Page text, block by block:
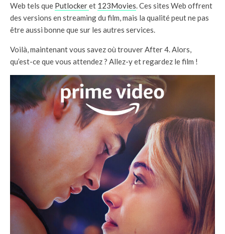
Web tels que Putlockeret 123Movies. Ces sites Web offrent
des versions en streaming du film, mais la qualité peut ne pas
être aussi bonne que sur les autres services.
Voilà, maintenant vous savez où trouver After 4. Alors,
qu’est-ce que vous attendez ? Allez-y et regardez le film !